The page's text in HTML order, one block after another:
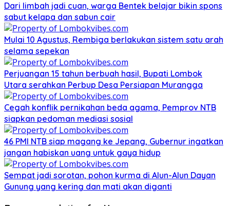
Dari limbah jadi cuan, warga Bentek belajar bikin spons
sabut kelapa dan sabun cair
Mulai 10 Agustus, Rembiga berlakukan sistem satu arah
selama sepekan
Perjuangan 15 tahun berbuah hasil, Bupati Lombok
Utara serahkan Perbup Desa Persiapan Murangga
Cegah konflik pernikahan beda agama, Pemprov NTB
siapkan pedoman mediasi sosial
46 PMI NTB siap magang ke Jepang, Gubernur ingatkan
jangan habiskan uang untuk gaya hidup
Sempat jadi sorotan, pohon kurma di Alun-Alun Dayan
Gunung yang kering dan mati akan diganti